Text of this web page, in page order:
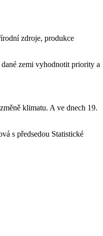
zdroje, produkce
zemi vyhodnotit priority a
klimatu. A ve dnech 19.
s předsedou Statistické